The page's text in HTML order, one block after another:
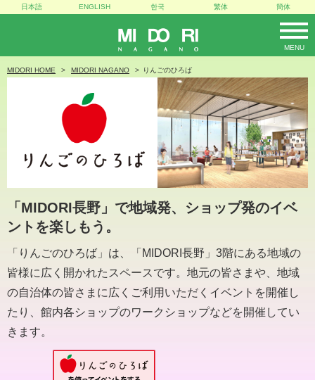
MIDORI
MENU
日本語 ENGLISH 한국 繁体 簡体
MIDORI HOME MIDORI NAGANO りんごのひろば
「MIDORI長野」で地域発、ショップ発のイベ
ントを楽しもう。
「りんごのひろば」は、「MIDORI長野」3階にある地域の
皆様に広く開かれたスペースです。地元の皆さまや、地域
の自治体の皆さまに広くご利用いただくイベントを開催し
たり、館内各ショップのワークショップなどを開催してい
きます。